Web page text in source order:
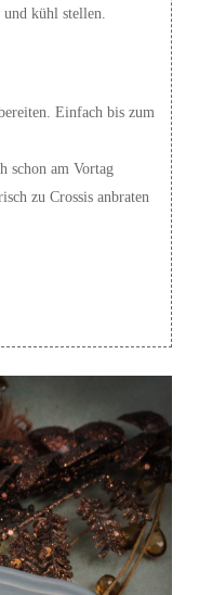
und kühl stellen.
Einfach bis zum
schon am Vortag
zu Crossis anbraten